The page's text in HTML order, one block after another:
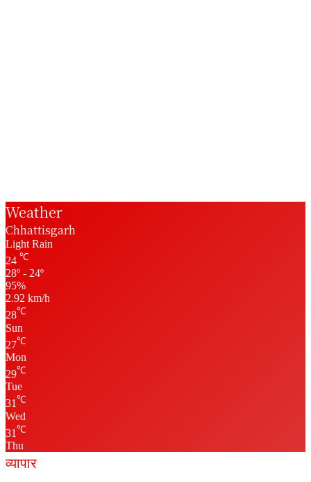
Weather
Chhattisgarh
Light Rain
24 ℃
28º - 24º
95%
2.92 km/h
28℃
Sun
27℃
Mon
29℃
Tue
31℃
Wed
31 ℃
Thu
व्यापार